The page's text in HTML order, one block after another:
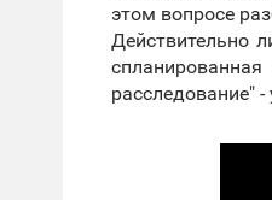
этом вопросе
Действительно
расследование" -